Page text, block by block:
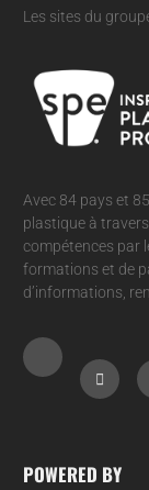
Les sites du
Avec 84 pays et
plastique à
compétences par
formations et de
d’informations,
POWERED BY